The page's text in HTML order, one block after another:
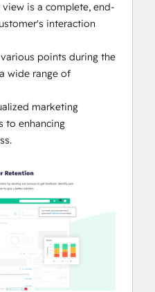
is a complete, end-
interaction
points during the
wide range of
marketing
to enhancing